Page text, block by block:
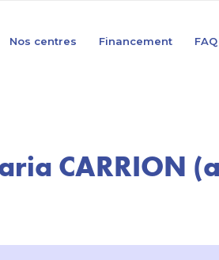
Nos centres Financement FAQ
CARRION